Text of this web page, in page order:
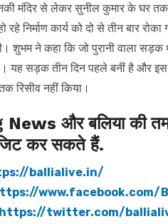
मंदिर से लेकर सुनील कुमार के घर
रहे निर्माण कार्य को दो से तीन बार
शुभम ने कहा कि जो पुरानी वाला
है। यह सड़क तीन दिन पहले बनीं है और
रिसीव नहीं किया।
और बलिया की
कर सकते हैं.
ballialive.in/
www.facebook.com/
https://twitter.com/